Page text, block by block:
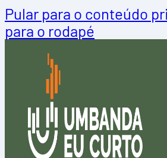
Pular para o conteúdo
para o rodapé